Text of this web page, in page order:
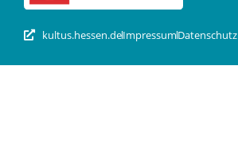
kultus.hessen.deImpressumDatenschutz